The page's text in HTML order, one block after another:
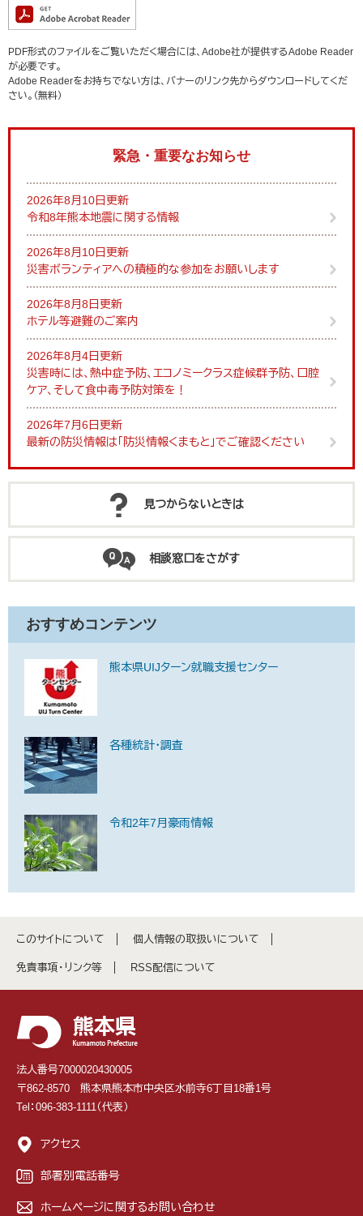
PDF形式のファイルをご覧いただく場合には、Adobe社が提供するAdobe Reader
が必要です。
Adobe Readerをお持ちでない方は、バナーのリンク先からダウンロードしてくだ
さい。（無料）
緊急・重要なお知らせ
2026年8月10日更新
令和8年熊本地震に関する情報
2026年8月10日更新
災害ボランティアへの積極的な参加をお願いします
2026年8月8日更新
ホテル等避難のご案内
2026年8月4日更新
災害時には、熱中症予防、エコノミークラス症候群予防、口腔
ケア、そして食中毒予防対策を！
2026年7月6日更新
最新の防災情報は「防災情報くまもと」でご確認ください
見つからないときは
相談窓口をさがす
おすすめコンテンツ
熊本県UIJターン就職支援センター
各種統計・調査
令和2年7月豪雨情報
このサイトについて 個人情報の取扱いについて
免責事項・リンク等 RSS配信について
法人番号7000020430005
〒862-8570 熊本県熊本市中央区水前寺6丁目18番1号
Tel：096-383-1111（代表）
アクセス
部署別電話番号
ホームページに関するお問い合わせ